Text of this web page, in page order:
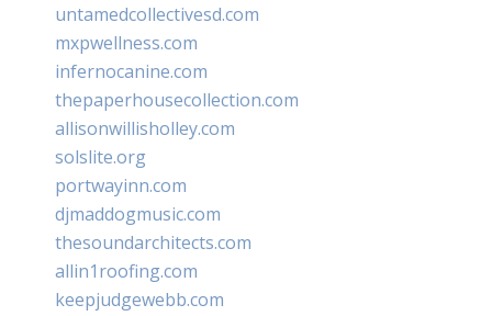
untamedcollectivesd.com
mxpwellness.com
infernocanine.com
thepaperhousecollection.com
allisonwillisholley.com
solslite.org
portwayinn.com
djmaddogmusic.com
thesoundarchitects.com
allin1roofing.com
keepjudgewebb.com